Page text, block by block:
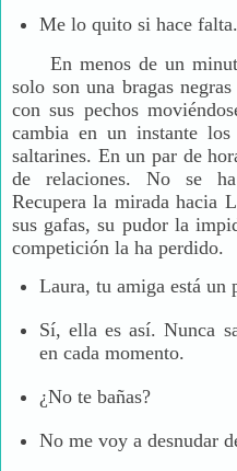
Me lo quito si hace falta.
En menos de un
solo son una bragas
con sus pechos
cambia en un instante
saltarines. En un par de
de relaciones. No se
Recupera la mirada hacia
sus gafas, su pudor la
competición la ha perdido.
Laura, tu amiga está un
Sí, ella es así. Nunca
en cada momento.
¿No te bañas?
No me voy a desnudar